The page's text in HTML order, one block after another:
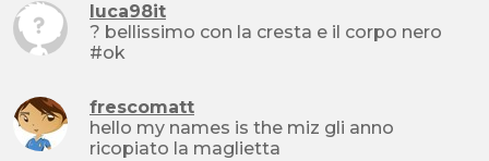
luca98it
? bellissimo con la cresta e il corpo nero
#ok
frescomatt
hello my names is the miz gli anno
ricopiato la maglietta